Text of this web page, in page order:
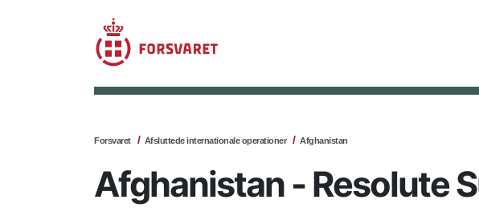
Forsvaret Afsluttede internationale operationer Afghanistan
Afghanistan - Resolute